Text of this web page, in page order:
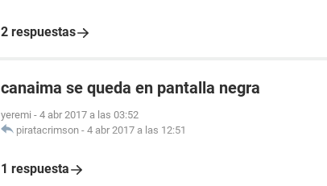
2 respuestas
canaima se queda en pantalla negra
yeremi - 4 abr 2017 a las 03:52
piratacrimson - 4 abr 2017 a las 12:51
1 respuesta